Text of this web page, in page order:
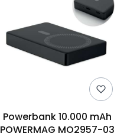
Powerbank 10.000 mAh
POWERMAG MO2957-03